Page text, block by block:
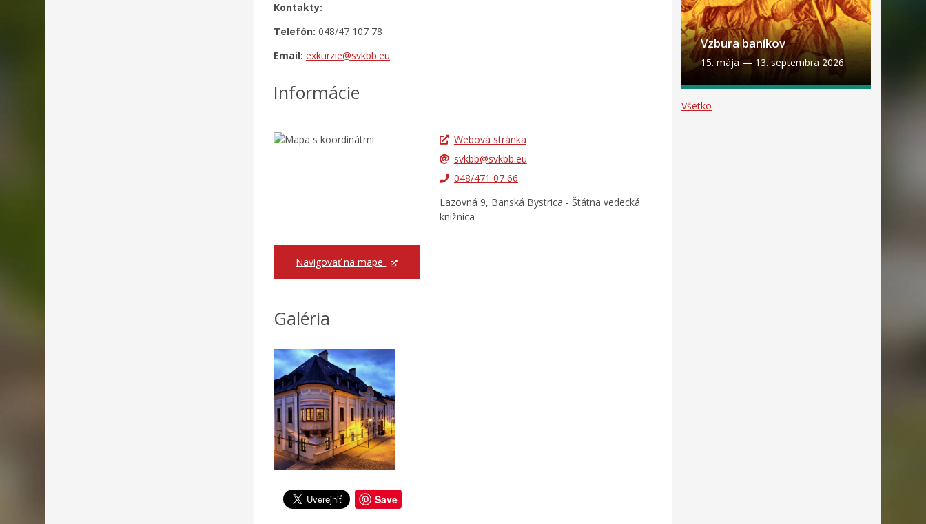
Kontakty:
Telefón: 048/47 107 78
Email: exkurzie@svkbb.eu
Informácie
Navigovať na mape
Webová stránka
svkbb@svkbb.eu
048/471 07 66
Lazovná 9, Banská Bystrica - Štátna vedecká
knižnica
Galéria
Save
Vzbura baníkov
15. mája — 13. septembra 2026
Všetko